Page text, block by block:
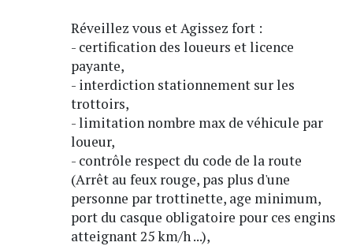
Réveillez vous et Agissez fort :
- certification des loueurs et licence
payante,
- interdiction stationnement sur les
trottoirs,
- limitation nombre max de véhicule par
loueur,
- contrôle respect du code de la route
(Arrêt au feux rouge, pas plus d'une
personne par trottinette, age minimum,
port du casque obligatoire pour ces engins
atteignant 25 km/h ...),